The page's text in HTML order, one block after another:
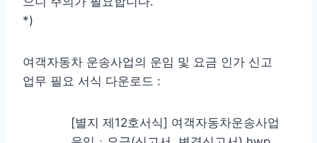
*)
여객자동차 운송사업의 운임 및 요금 인가 신고
업무 필요 서식 다운로드 :
[별지 제12호서식] 여객자동차운송사업